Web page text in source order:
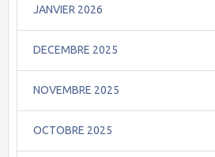
JANVIER 2026
DECEMBRE 2025
NOVEMBRE 2025
OCTOBRE 2025